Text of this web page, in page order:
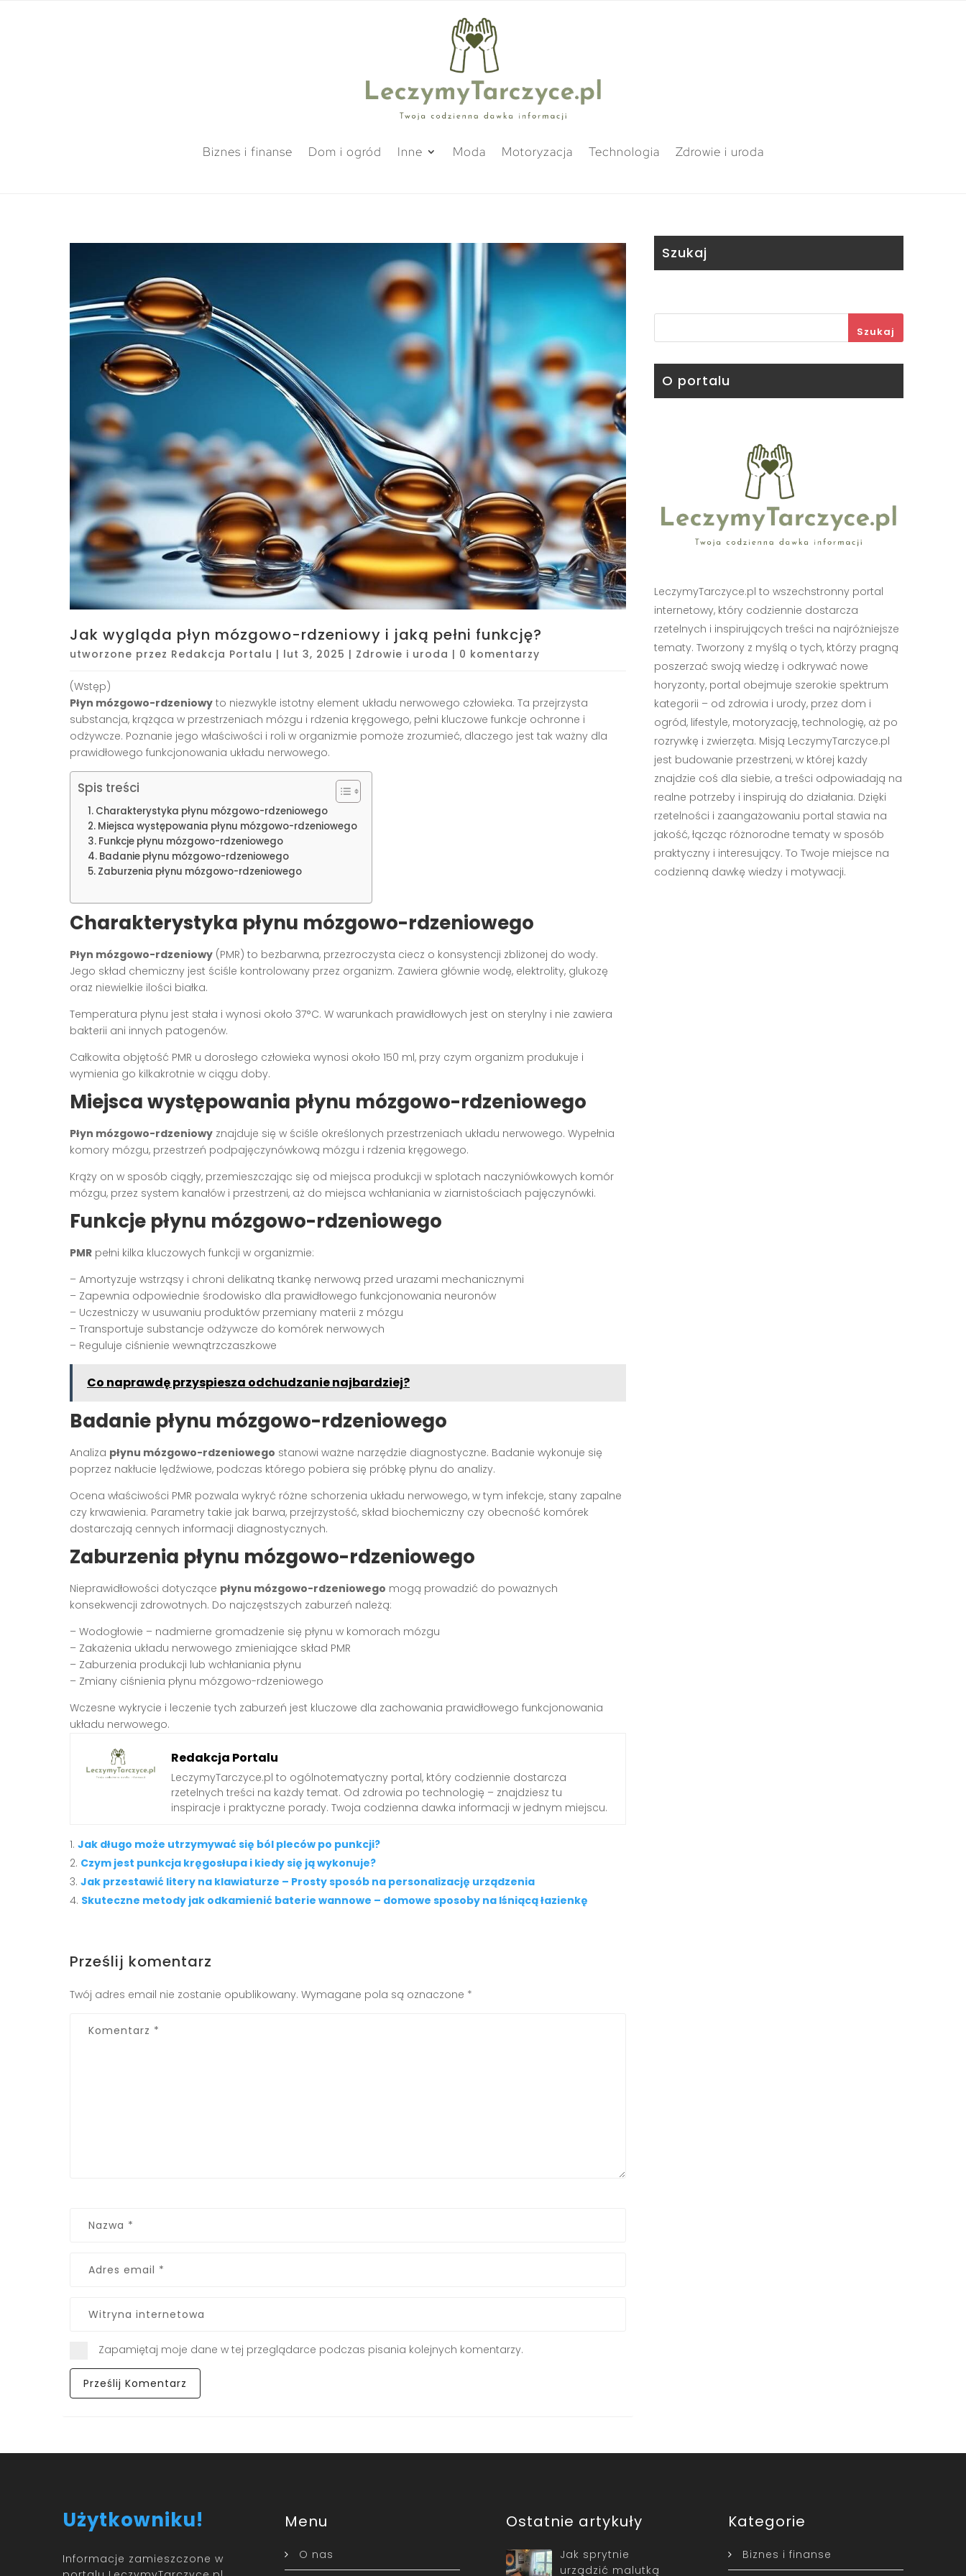
Biznes i finanse Dom i ogród Inne Moda Motoryzacja Technologia Zdrowie i uroda
Jak wygląda płyn mózgowo-rdzeniowy i jaką pełni funkcję?
utworzone przez Redakcja Portalu | lut 3, 2025 | Zdrowie i uroda | 0 komentarzy
(Wstęp)
Płyn mózgowo-rdzeniowy to niezwykle istotny element układu nerwowego człowieka. Ta przejrzysta
substancja, krążąca w przestrzeniach mózgu i rdzenia kręgowego, pełni kluczowe funkcje ochronne i
odżywcze. Poznanie jego właściwości i roli w organizmie pomoże zrozumieć, dlaczego jest tak ważny dla
prawidłowego funkcjonowania układu nerwowego.
Spis treści
Charakterystyka płynu mózgowo-rdzeniowego
Miejsca występowania płynu mózgowo-rdzeniowego
Funkcje płynu mózgowo-rdzeniowego
Badanie płynu mózgowo-rdzeniowego
Zaburzenia płynu mózgowo-rdzeniowego
Charakterystyka płynu mózgowo-rdzeniowego
Płyn mózgowo-rdzeniowy (PMR) to bezbarwna, przezroczysta ciecz o konsystencji zbliżonej do wody.
Jego skład chemiczny jest ściśle kontrolowany przez organizm. Zawiera głównie wodę, elektrolity, glukozę
oraz niewielkie ilości białka.
Temperatura płynu jest stała i wynosi około 37°C. W warunkach prawidłowych jest on sterylny i nie zawiera
bakterii ani innych patogenów.
Całkowita objętość PMR u dorosłego człowieka wynosi około 150 ml, przy czym organizm produkuje i
wymienia go kilkakrotnie w ciągu doby.
Miejsca występowania płynu mózgowo-rdzeniowego
Płyn mózgowo-rdzeniowy znajduje się w ściśle określonych przestrzeniach układu nerwowego. Wypełnia
komory mózgu, przestrzeń podpajęczynówkową mózgu i rdzenia kręgowego.
Krąży on w sposób ciągły, przemieszczając się od miejsca produkcji w splotach naczyniówkowych komór
mózgu, przez system kanałów i przestrzeni, aż do miejsca wchłaniania w ziarnistościach pajęczynówki.
Funkcje płynu mózgowo-rdzeniowego
PMR pełni kilka kluczowych funkcji w organizmie:
– Amortyzuje wstrząsy i chroni delikatną tkankę nerwową przed urazami mechanicznymi
– Zapewnia odpowiednie środowisko dla prawidłowego funkcjonowania neuronów
– Uczestniczy w usuwaniu produktów przemiany materii z mózgu
– Transportuje substancje odżywcze do komórek nerwowych
– Reguluje ciśnienie wewnątrzczaszkowe
Co naprawdę przyspiesza odchudzanie najbardziej?
Badanie płynu mózgowo-rdzeniowego
Analiza płynu mózgowo-rdzeniowego stanowi ważne narzędzie diagnostyczne. Badanie wykonuje się
poprzez nakłucie lędźwiowe, podczas którego pobiera się próbkę płynu do analizy.
Ocena właściwości PMR pozwala wykryć różne schorzenia układu nerwowego, w tym infekcje, stany zapalne
czy krwawienia. Parametry takie jak barwa, przejrzystość, skład biochemiczny czy obecność komórek
dostarczają cennych informacji diagnostycznych.
Zaburzenia płynu mózgowo-rdzeniowego
Nieprawidłowości dotyczące płynu mózgowo-rdzeniowego mogą prowadzić do poważnych
konsekwencji zdrowotnych. Do najczęstszych zaburzeń należą:
– Wodogłowie – nadmierne gromadzenie się płynu w komorach mózgu
– Zakażenia układu nerwowego zmieniające skład PMR
– Zaburzenia produkcji lub wchłaniania płynu
– Zmiany ciśnienia płynu mózgowo-rdzeniowego
Wczesne wykrycie i leczenie tych zaburzeń jest kluczowe dla zachowania prawidłowego funkcjonowania
układu nerwowego.
Redakcja Portalu
LeczymyTarczyce.pl to ogólnotematyczny portal, który codziennie dostarcza
rzetelnych treści na każdy temat. Od zdrowia po technologię – znajdziesz tu
inspiracje i praktyczne porady. Twoja codzienna dawka informacji w jednym miejscu.
Jak długo może utrzymywać się ból pleców po punkcji?
Czym jest punkcja kręgosłupa i kiedy się ją wykonuje?
Jak przestawić litery na klawiaturze – Prosty sposób na personalizację urządzenia
Skuteczne metody jak odkamienić baterie wannowe – domowe sposoby na lśniącą łazienkę
Prześlij komentarz
Twój adres email nie zostanie opublikowany. Wymagane pola są oznaczone *
Zapamiętaj moje dane w tej przeglądarce podczas pisania kolejnych komentarzy.
Szukaj
Szukaj
O portalu
LeczymyTarczyce.pl to wszechstronny portal
internetowy, który codziennie dostarcza
rzetelnych i inspirujących treści na najróżniejsze
tematy. Tworzony z myślą o tych, którzy pragną
poszerzać swoją wiedzę i odkrywać nowe
horyzonty, portal obejmuje szerokie spektrum
kategorii – od zdrowia i urody, przez dom i
ogród, lifestyle, motoryzację, technologię, aż po
rozrywkę i zwierzęta. Misją LeczymyTarczyce.pl
jest budowanie przestrzeni, w której każdy
znajdzie coś dla siebie, a treści odpowiadają na
realne potrzeby i inspirują do działania. Dzięki
rzetelności i zaangażowaniu portal stawia na
jakość, łącząc różnorodne tematy w sposób
praktyczny i interesujący. To Twoje miejsce na
codzienną dawkę wiedzy i motywacji.
Użytkowniku!
Informacje zamieszczone w
Menu
O nas
Ostatnie artykuły
Jak sprytnie
urządzić malutką
Kategorie
Biznes i finanse